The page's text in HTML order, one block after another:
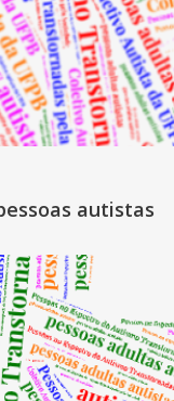
autistas